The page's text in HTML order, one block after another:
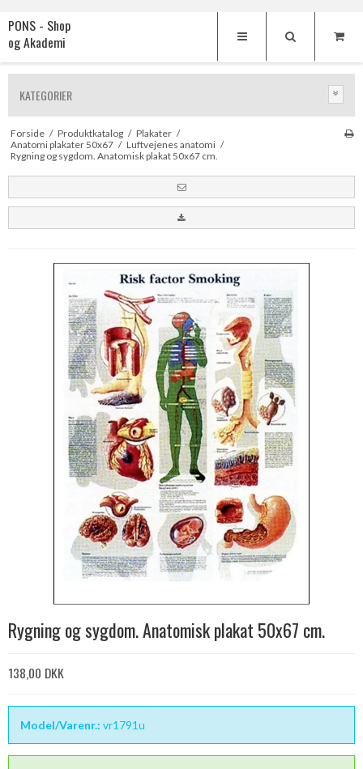
PONS - Shop
og Akademi
KATEGORIER
Forside / Produktkatalog / Plakater /
Anatomi plakater 50x67 / Luftvejenes anatomi /
Rygning og sygdom. Anatomisk plakat 50x67 cm.
Rygning og sygdom. Anatomisk plakat 50x67 cm.
138,00 DKK
Model/Varenr.: vr1791u